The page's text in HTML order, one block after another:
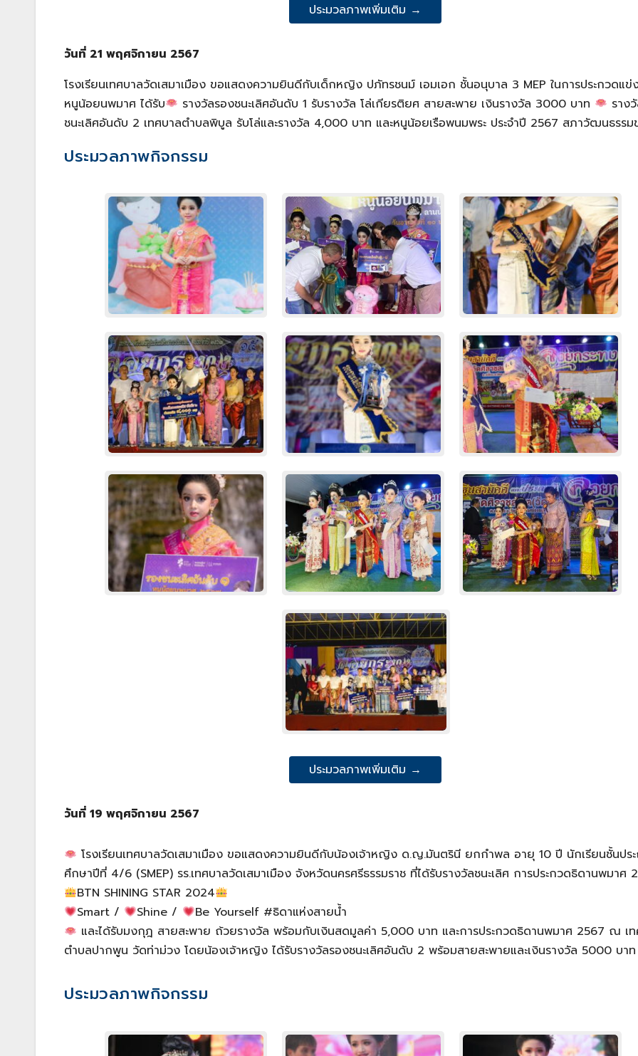
ประมวลภาพเพิ่มเติม →
วันที่ 21 พฤศจิกายน 2567
โรงเรียนเทศบาลวัดเสมาเมือง ขอแสดงความยินดีกับเด็กหญิง ปภัทรชนม์ เอมเอก ชั้นอนุบาล 3 MEP ในการประกวดแข่
หนูน้อยนพมาศ ได้รับ
รางวัลรองชนะเลิศอันดับ 1 รับรางวัล โล่เกียรติยศ สายสะพาย เงินรางวัล 3000 บาท
ราง
ชนะเลิศอันดับ 2 เทศบาลตำบลพิบูล รับโล่และรางวัล 4,000 บาท และหนูน้อยเรือพนมพระ ประจำปี 2567 สภาวัฒนธรร
ประมวลภาพกิจกรรม
ประมวลภาพเพิ่มเติม →
วันที่ 19 พฤศจิกายน 2567
โรงเรียนเทศบาลวัดเสมาเมือง ขอแสดงความยินดีกับน้องเจ้าหญิง ด.ญ.มันตรินี ยกกำพล อายุ 10 ปี นักเรียนชั้นปร
ศึกษาปีที่ 4/6 (SMEP) รร.เทศบาลวัดเสมาเมือง จังหวัดนครศรีธรรมราช ที่ได้รับรางวัลชนะเลิศ การประกวดธิดานพมาศ
BTN SHINING STAR 2024
Smart /
Shine /
Be Yourself #ธิดาแห่งสายน้ำ
และได้รับมงกุฎ สายสะพาย ถ้วยรางวัล พร้อมกับเงินสดมูลค่า 5,000 บาท และการประกวดธิดานพมาศ 2567 ณ เ
ตำบลปากพูน วัดท่าม่วง โดยน้องเจ้าหญิง ได้รับรางวัลรองชนะเลิศอันดับ 2 พร้อมสายสะพายและเงินรางวัล 5000 บาท
ประมวลภาพกิจกรรม